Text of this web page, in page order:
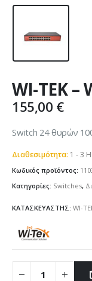
WI-TEK –
155,00 €
Switch 24 θυρών
Διαθεσιμότητα: 1 - 3
Κωδικός προϊόντος:
Κατηγορίες: Switches,
ΚΑΤΑΣΚΕΥΑΣΤΗΣ: WI-